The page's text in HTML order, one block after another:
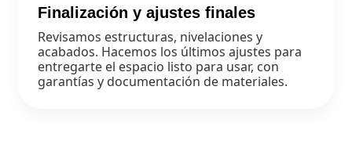
Finalización y ajustes finales
Revisamos estructuras, nivelaciones y
acabados. Hacemos los últimos ajustes para
entregarte el espacio listo para usar, con
garantías y documentación de materiales.